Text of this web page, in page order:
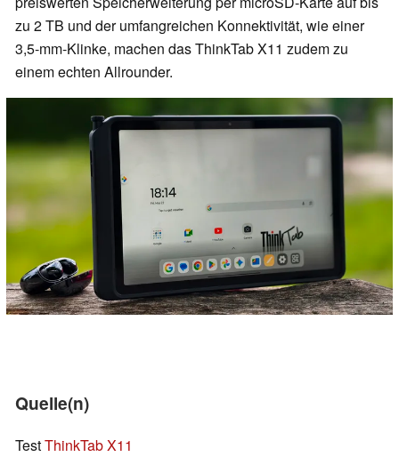
zu 2 TB und der umfangreichen Konnektivität, wie einer
3,5‑mm‑Klinke, machen das ThinkTab X11 zudem zu
einem echten Allrounder.
Quelle(n)
TestThinkTab X11